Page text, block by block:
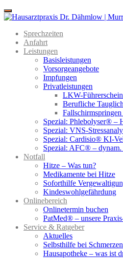
Menu
Sprechzeiten
Anfahrt
Leistungen
Basisleistungen
Vorsorgeangebote
Impfungen
Privatleistungen
LKW-
Berufliche
Spezial: Phlebolyser® –
Spezial: VNS-
Spezial: Cardisio® KI-
Spezial: AFC® –
Notfall
Hitze – Was tun?
Medikamente bei Hitze
Soforthilfe
Kindeswohlgefährdung
Onlinebereich
Onlinetermin buchen
PatMed® – unsere
Service & Ratgeber
Aktuelles
Selbsthilfe bei
Hausapotheke – was ist